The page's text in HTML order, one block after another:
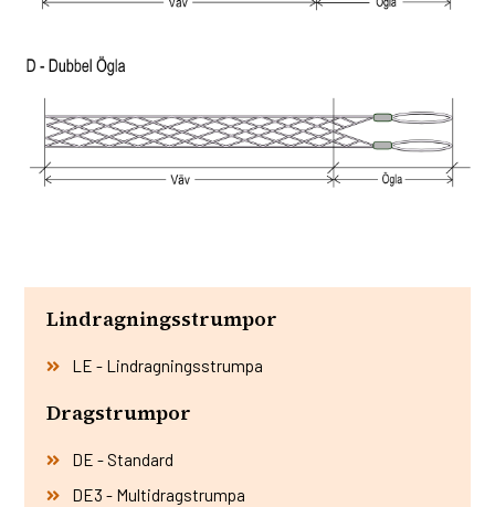
Lindragningsstrumpor
LE - Lindragningsstrumpa
Dragstrumpor
DE - Standard
DE3 - Multidragstrumpa